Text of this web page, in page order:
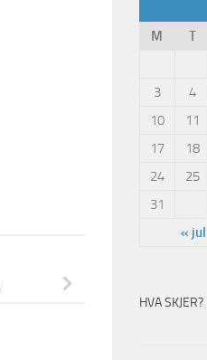
M
T
3
4
10
11
17
18
24
25
31
« jul
HVA SKJER?